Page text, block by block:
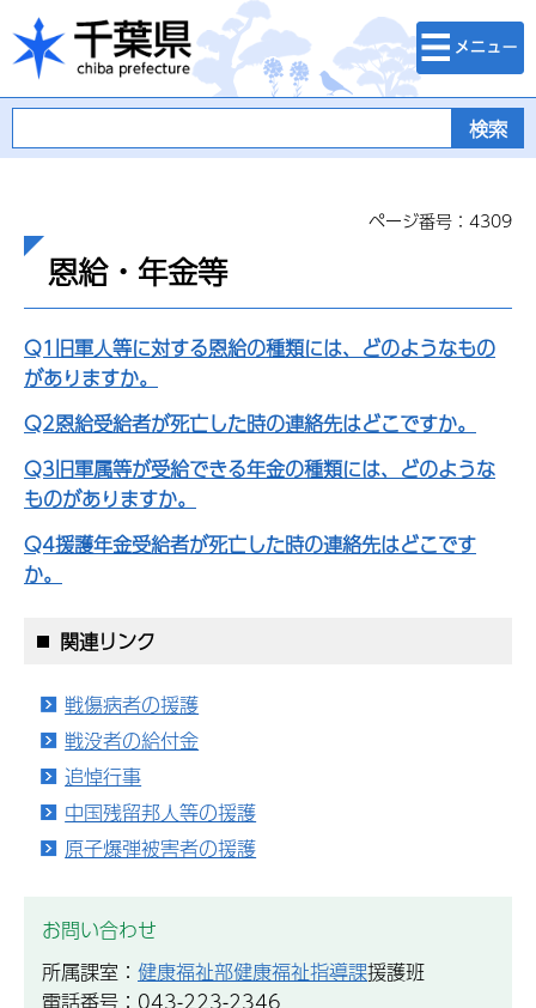
千葉県
検索・メニュ
ー
ページ番号：4309
恩給・年金等
Q1旧軍人等に対する恩給の種類には、どのようなもの
がありますか。
Q2恩給受給者が死亡した時の連絡先はどこですか。
Q3旧軍属等が受給できる年金の種類には、どのような
ものがありますか。
Q4援護年金受給者が死亡した時の連絡先はどこです
か。
関連リンク
戦傷病者の援護
戦没者の給付金
追悼行事
中国残留邦人等の援護
原子爆弾被害者の援護
お問い合わせ
所属課室： 健康福祉部健康福祉指導課援護班
電話番号：043-223-2346